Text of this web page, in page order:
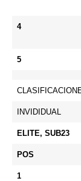
4
5
INVIDIDUAL
ELITE, SUB23
POS
1